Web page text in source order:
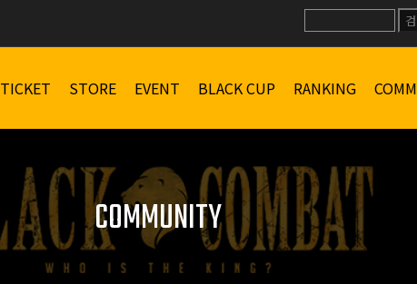
TICKET STORE EVENT BLACK CUP RANKING
COMMUNITY